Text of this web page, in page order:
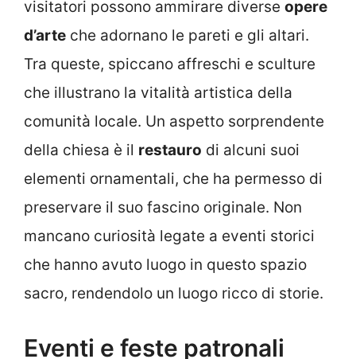
visitatori possono ammirare diverse opere
d’arte che adornano le pareti e gli altari.
Tra queste, spiccano affreschi e sculture
che illustrano la vitalità artistica della
comunità locale. Un aspetto sorprendente
della chiesa è il restauro di alcuni suoi
elementi ornamentali, che ha permesso di
preservare il suo fascino originale. Non
mancano curiosità legate a eventi storici
che hanno avuto luogo in questo spazio
sacro, rendendolo un luogo ricco di storie.
Eventi e feste patronali